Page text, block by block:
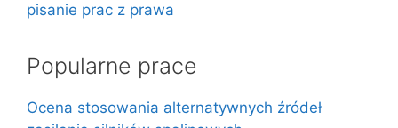
pisanie prac z prawa
Popularne prace
Ocena stosowania alternatywnych źródeł